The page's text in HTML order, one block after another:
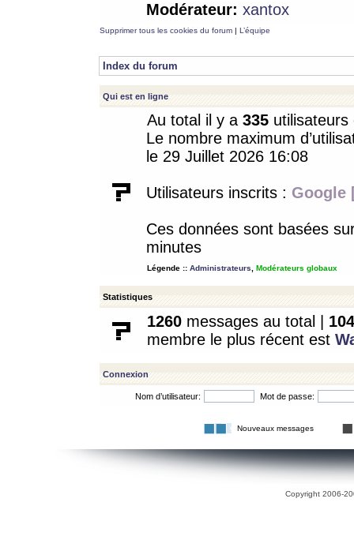
Modérateur: xantox
Supprimer tous les cookies du forum | L’équipe
Index du forum
Qui est en ligne
Au total il y a 335
Le nombre maximum
le 29 Juillet 2026 16:08
Utilisateurs inscrits : Google
Ces données sont basées
minutes
Légende :: Administrateurs Modérateurs globaux
Statistiques
1260 messages au total | 104
membre le plus récent est
Connexion
Nom d’utilisateur: Mot de passe:
Nouveaux messages
Copyright 2006-